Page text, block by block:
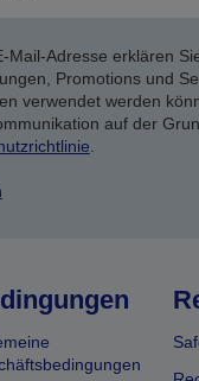
Mail-Adresse erklären
Promotions und
verwendet werden
auf der